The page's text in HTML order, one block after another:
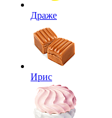
Драже
Ирис